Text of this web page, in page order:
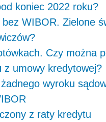
koniec 2022 roku?
WIBOR. Zielone
Czy można
z umowy kredytowej?
wyroku
z raty kredytu